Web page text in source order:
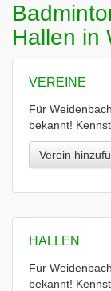
Hallen in
VEREINE
Für
bekannt!
Verein
HALLEN
Für
bekannt!